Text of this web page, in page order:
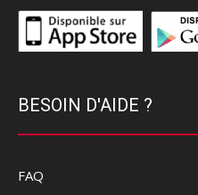
BESOIN D'AIDE ?
FAQ